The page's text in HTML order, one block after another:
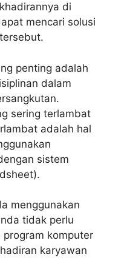
di
mencari solusi
penting adalah
dalam
sering terlambat
adalah hal
sistem
menggunakan
tidak perlu
komputer
karyawan